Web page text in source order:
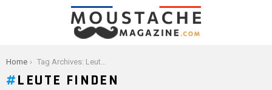
You are here:
Home Tag Archives: Leute finden
LEUTE FINDEN